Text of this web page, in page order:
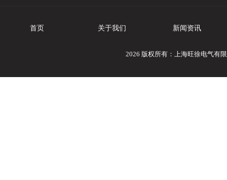
首页 关于我们 新闻资讯
2026 版权所有：上海旺徐电气有